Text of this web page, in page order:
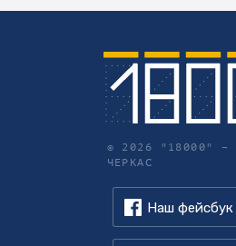
© 2026 "18000" –
ЧЕРКАС
Наш фейсбук